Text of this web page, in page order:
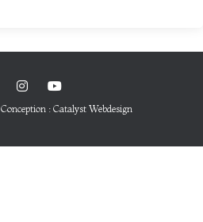
Conception : Catalyst Webdesign